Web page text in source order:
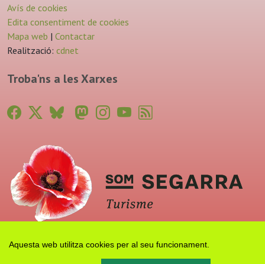
Aquesta web utilitza cookies per al seu funcionament.
Avís de cookies
Edita consentiment de cookies
Mapa web | Contactar
Realització: cdnet
Troba'ns a les Xarxes